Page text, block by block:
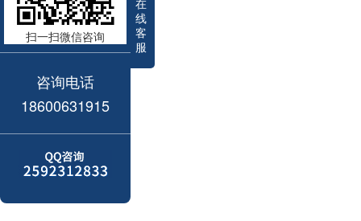
在
线
客
服
扫一扫微信咨询
咨询电话
18600631915